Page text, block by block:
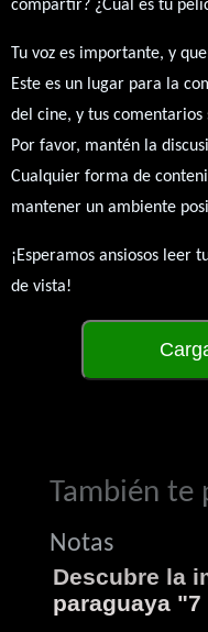
compartir? ¿Cuál es tu
Tu voz es importante, y
Este es un lugar para la
del cine, y tus comentarios
Por favor, mantén la
Cualquier forma de
mantener un ambiente
¡Esperamos ansiosos leer
de vista!
También te
Notas
Descubre la
paraguaya "7